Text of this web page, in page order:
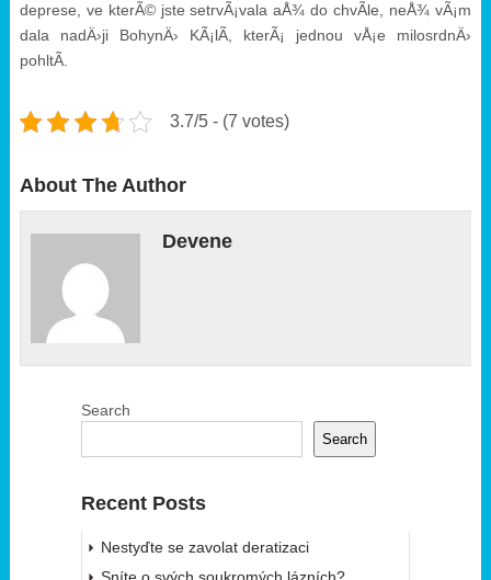
deprese, ve kterÃ© jste setrvÃ¡vala aÅ¾ do chvÃ­le, neÅ¾ vÃ¡m
dala nadÄ›ji BohynÄ› KÃ¡lÃ­, kterÃ¡ jednou vÅ¡e milosrdnÄ›
pohltÃ­.
3.7/5 - (7 votes)
About The Author
Devene
Search
Search
Recent Posts
Nestyďte se zavolat deratizaci